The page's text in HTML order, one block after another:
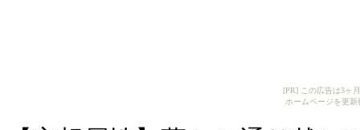
[PR] この広告は3ヶ
ホームページを更